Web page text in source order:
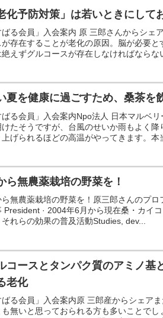
化予防対策」は若いときにして
ばる会員」入会案内 原 三郎さんからシ
が存在することが老化の原因。脳が必要
絶えずグルコースが存在しなければならな
夏を健康に過ごすため、桑茶を
ばる会員」入会案内Npo法人 日本マルベ
けたそうですが、台風のせいか雨もよく
上げられるほどの高温がやってきます。本
ら無農薬栽培の野菜を！
ら無農薬栽培の野菜を！原三郎さんのプ
President · 2004年6月から現在桑・カイ
それらの効果の普及活動Studies, dev...
コースとタンパク質のアミノ基
老化
ばる会員」入会案内原 三郎産からシェア
も無いと思っておられる方も多いことで